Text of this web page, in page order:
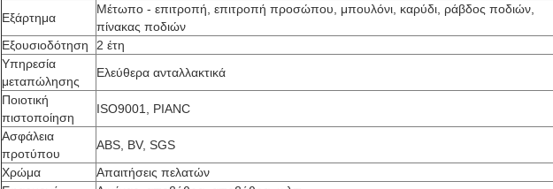
Εξάρτημα
Μέτωπο - επιτροπή, επιτροπή προσώπου, μπουλόνι, καρύδι, ράβδος ποδιών,
πίνακας ποδιών
Εξουσιοδότηση
2 έτη
Υπηρεσία
μεταπώλησης
Ελεύθερα ανταλλακτικά
Ποιοτική
πιστοποίηση
ISO9001, PIANC
Ασφάλεια
προτύπου
ABS, BV, SGS
Χρώμα
Απαιτήσεις πελατών